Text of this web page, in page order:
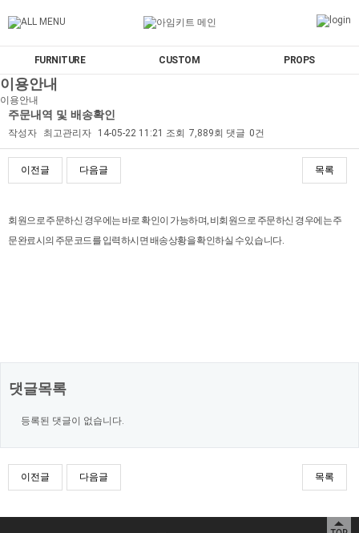
FURNITURE CUSTOM PROPS
이용안내
이용안내
주문내역 및 배송확인
작성자 최고관리자 14-05-22 11:21 조회 7,889회 댓글 0건
이전글 다음글 목록
회원으로 주문하신 경우에는 바로 확인이 가능하며, 비회원으로 주문하신 경우에는 주
문완료시의 주문코드를 입력하시면 배송상황을 확인하실 수 있습니다.
댓글목록
등록된 댓글이 없습니다.
이전글 다음글 목록